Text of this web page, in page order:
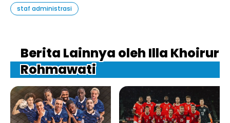
staf administrasi
Berita Lainnya oleh Illa Khoirur
Rohmawati